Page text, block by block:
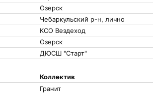
Озерск
Чебаркульский р-н, лично
КСО Вездеход
Озерск
ДЮСШ "Старт"
Коллектив
Гранит